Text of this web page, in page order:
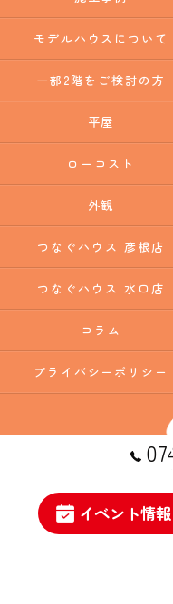
イベント情報
モデルハウスについて
一部2階をご検討の方
平屋
ローコスト
外観
つなぐハウス 彦根店
つなぐハウス 水口店
コラム
プライバシーポリシー
© 2026 滋賀の注文住宅な